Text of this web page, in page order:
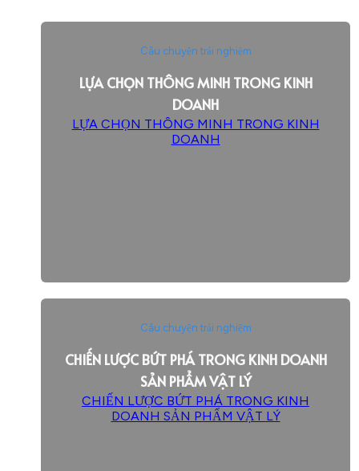
Câu chuyện trải nghiệm
LỰA CHỌN THÔNG MINH TRONG KINH
DOANH
LỰA CHỌN THÔNG MINH TRONG KINH
DOANH
Câu chuyện trải nghiệm
CHIẾN LƯỢC BỨT PHÁ TRONG KINH DOANH
SẢN PHẨM VẬT LÝ
CHIẾN LƯỢC BỨT PHÁ TRONG KINH
DOANH SẢN PHẨM VẬT LÝ